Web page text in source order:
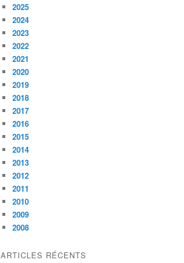
2025
2024
2023
2022
2021
2020
2019
2018
2017
2016
2015
2014
2013
2012
2011
2010
2009
2008
ARTICLES RÉCENTS